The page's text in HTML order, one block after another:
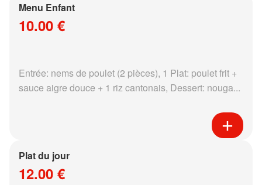
Menu Enfant
10.00 €
Entrée: nems de poulet (2 pièces), 1 Plat: poulet frit +
sauce aigre douce + 1 riz cantonais, Dessert: nouga...
Plat du jour
12.00 €